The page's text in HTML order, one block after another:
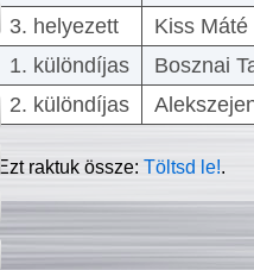
3. helyezett
Kiss
1. különdíjas
Bosznai
2. különdíjas
Ezt raktuk össze:Töltsd le!.